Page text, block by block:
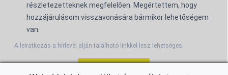
részletezetteknek megfelelően. Megértettem, hogy
hozzájárulásom visszavonására bármikor lehetőségem
van.
A leiratkozás a hírlevél alján található linkkel lesz lehetséges.